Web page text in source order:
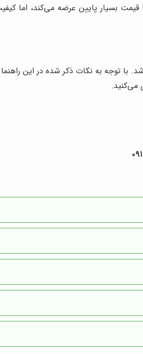
قیمت بسیار پایین عرضه می‌کند، اما
با توجه به نکات ذکر شده در این
می‌کنید.